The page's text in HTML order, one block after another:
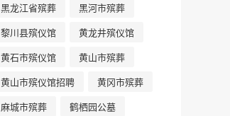
黑龙江省殡葬
黑河市殡葬
黎川县殡仪馆
黄龙井殡仪馆
黄石市殡仪馆
黄山市殡葬
黄山市殡仪馆招聘
黄冈市殡葬
麻城市殡葬
鹤栖园公墓